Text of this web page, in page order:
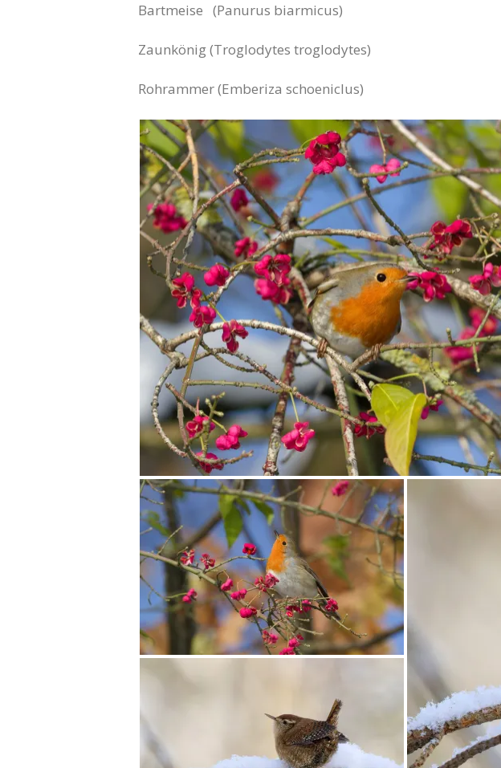
Bartmeise (Panurus biarmicus)
Zaunkönig (Troglodytes troglodytes)
Rohrammer (Emberiza schoeniclus)